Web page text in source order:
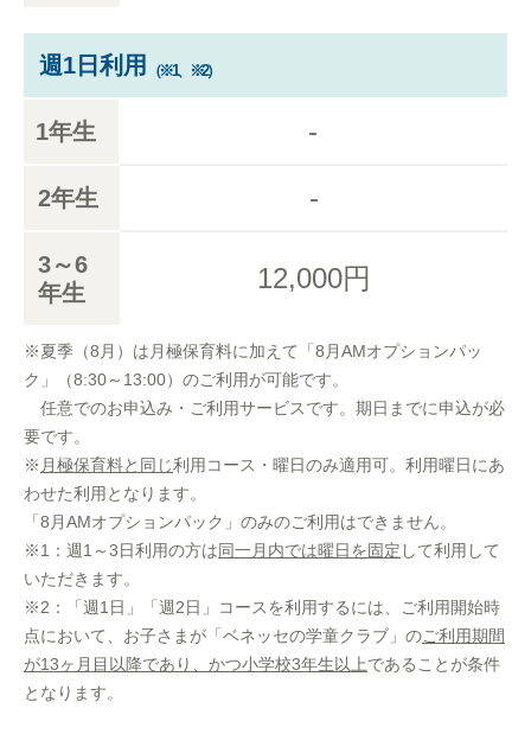
週1日利用 （※1、※2）
1年生 -
2年生 -
3～6
年生
12,000円
※夏季（8月）は月極保育料に加えて「8月AMオプションパッ
ク」（8:30～13:00）のご利用が可能です。
任意でのお申込み・ご利用サービスです。期日までに申込が必
要です。
※ 月極保育料と同じ利用コース・曜日のみ適用可。利用曜日にあ
わせた利用となります。
「8月AMオプションパック」のみのご利用はできません。
※1：週1～3日利用の方は同一月内では曜日を固定 して利用して
いただきます。
※2：「週1日」「週2日」コースを利用するには、ご利用開始時
点において、お子さまが「ベネッセの学童クラブ」のご利用期間
が13ヶ月目以降であり、かつ小学校3年生以上であることが条件
となります。